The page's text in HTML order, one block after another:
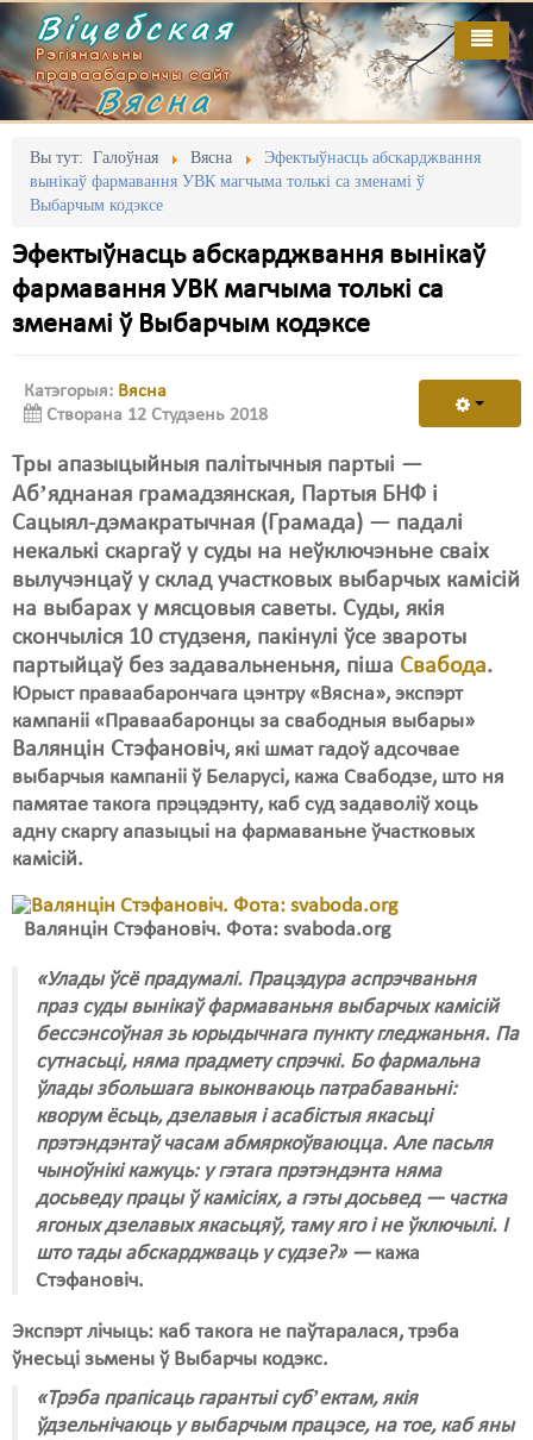
Віцебская
Рэгіянальны
праваабарончы сайт
Вясна
Вы тут: Галоўная Вясна
Эфектыўнасць абскарджвання
вынікаў фармавання УВК магчыма толькі са зменамі ў
Выбарчым кодэксе
Эфектыўнасць абскарджвання вынікаў
фармавання УВК магчыма толькі са
зменамі ў Выбарчым кодэксе
Катэгорыя: Вясна
Створана 12 Студзень 2018
Тры апазыцыйныя палітычныя партыі —
Абʼяднаная грамадзянская, Партыя БНФ і
Сацыял-дэмакратычная (Грамада) — падалі
некалькі скаргаў у суды на неўключэньне сваіх
вылучэнцаў у склад участковых выбарчых камісій
на выбарах у мясцовыя саветы. Суды, якія
скончыліся 10 студзеня, пакінулі ўсе звароты
партыйцаў без задавальненьня, піша Свабода.
Юрыст праваабарончага цэнтру «Вясна», экспэрт
кампаніі «Праваабаронцы за свабодныя выбары»
Валянцін Стэфановіч, які шмат гадоў адсочвае
выбарчыя кампаніі ў Беларусі, кажа Свабодзе, што ня
памятае такога прэцэдэнту, каб суд задаволіў хоць
адну скаргу апазыцыі на фармаваньне ўчастковых
камісій.
Валянцін Стэфановіч. Фота: svaboda.org
«Улады ўсё прадумалі. Працэдура аспрэчваньня
праз суды вынікаў фармаваньня выбарчых камісій
бессэнсоўная зь юрыдычнага пункту гледжаньня. Па
сутнасьці, няма прадмету спрэчкі. Бо фармальна
ўлады збольшага выконваюць патрабаваньні:
кворум ёсьць, дзелавыя і асабістыя якасьці
прэтэндэнтаў часам абмяркоўваюцца. Але пасьля
чыноўнікі кажуць: у гэтага прэтэндэнта няма
досьведу працы ў камісіях, а гэты досьвед — частка
ягоных дзелавых якасьцяў, таму яго і не ўключылі. І
што тады абскарджваць у судзе?» — кажа
Стэфановіч.
Экспэрт лічыць: каб такога не паўтаралася, трэба
ўнесьці зьмены ў Выбарчы кодэкс.
«Трэба прапісаць гарантыі субʼектам, якія
ўдзельнічаюць у выбарчым працэсе, на тое, каб яны
Галоўная
Адміністрацыйны перасьлед
Акцыі
Безбар'ернае асяродзьдзе
Выбары
Дзяржава
Затрыманьні
Карная псыхіятрыя
КПЧ ААН
Культурныя правы
ЛПП
Мігранты
Мірныя сходы
Праваабаронцы
Правы дзіцяці
Распальваньне варожасьці
Рознае
Свабода слова
Свабода сумленьня
Суд
Сьмяротнае пакараньне
Правы працоўных
Сацыяльныя правы
Выданьні
Відэа
Кантакт
Пра нас